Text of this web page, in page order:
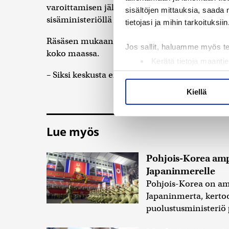
sisältöjen mittauksia, saada
tietojasi ja mihin tarkoituksiin.
Jos sallit, haluamme myös
Kerätä tietoja
Tunnistaa laitteesi
Lue lisää siitä, miten
ja kävijämäärämme
kumppaneillemme tietoja
olet antanut heille tai joita
Kiellä
varoittamisen jälkeen tulee toimia. Tällä
sisäministeriöllä reilusti petrattavaa.
Räsäsen mukaan hajautettu pelastustoimi
koko maassa.
– Siksi keskusta ei kannata pelastustoimen
Lue myös
Pohjois-Korea
Japaninmerelle
Pohjois-Korea on
Japaninmerta,
puolustusministeriö